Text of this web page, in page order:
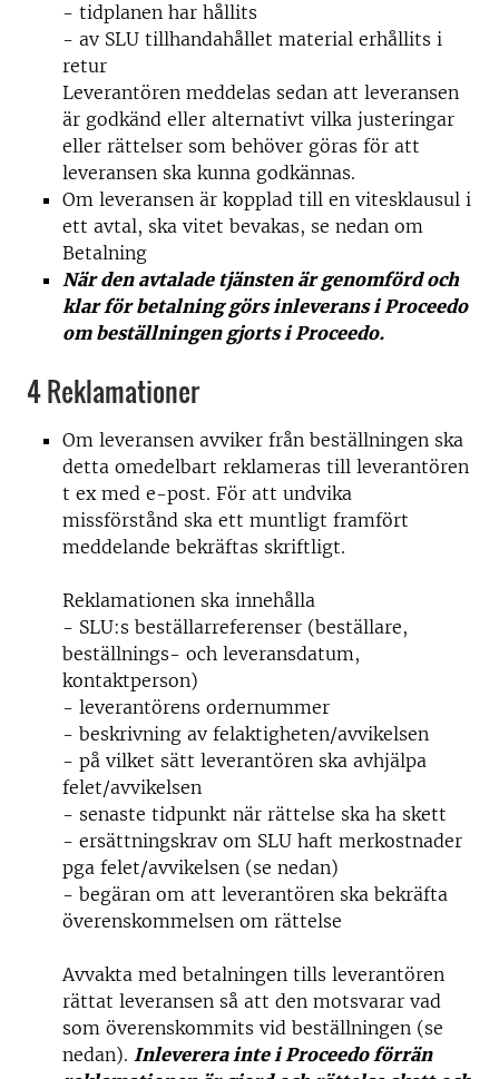
- tidplanen har hållits
- av SLU tillhandahållet material erhållits i
retur
Leverantören meddelas sedan att leveransen
är godkänd eller alternativt vilka justeringar
eller rättelser som behöver göras för att
leveransen ska kunna godkännas.
Om leveransen är kopplad till en vitesklausul i
ett avtal, ska vitet bevakas, se nedan om
Betalning
När den avtalade tjänsten är genomförd och
klar för betalning görs inleverans i Proceedo
om beställningen gjorts i Proceedo.
4 Reklamationer
Om leveransen avviker från beställningen ska
detta omedelbart reklameras till leverantören
t ex med e-post. För att undvika
missförstånd ska ett muntligt framfört
meddelande bekräftas skriftligt.
Reklamationen ska innehålla
- SLU:s beställarreferenser (beställare,
beställnings- och leveransdatum,
kontaktperson)
- leverantörens ordernummer
- beskrivning av felaktigheten/avvikelsen
- på vilket sätt leverantören ska avhjälpa
felet/avvikelsen
- senaste tidpunkt när rättelse ska ha skett
- ersättningskrav om SLU haft merkostnader
pga felet/avvikelsen (se nedan)
- begäran om att leverantören ska bekräfta
överenskommelsen om rättelse
Avvakta med betalningen tills leverantören
rättat leveransen så att den motsvarar vad
som överenskommits vid beställningen (se
nedan). Inlevererainte i Proceedoförrän